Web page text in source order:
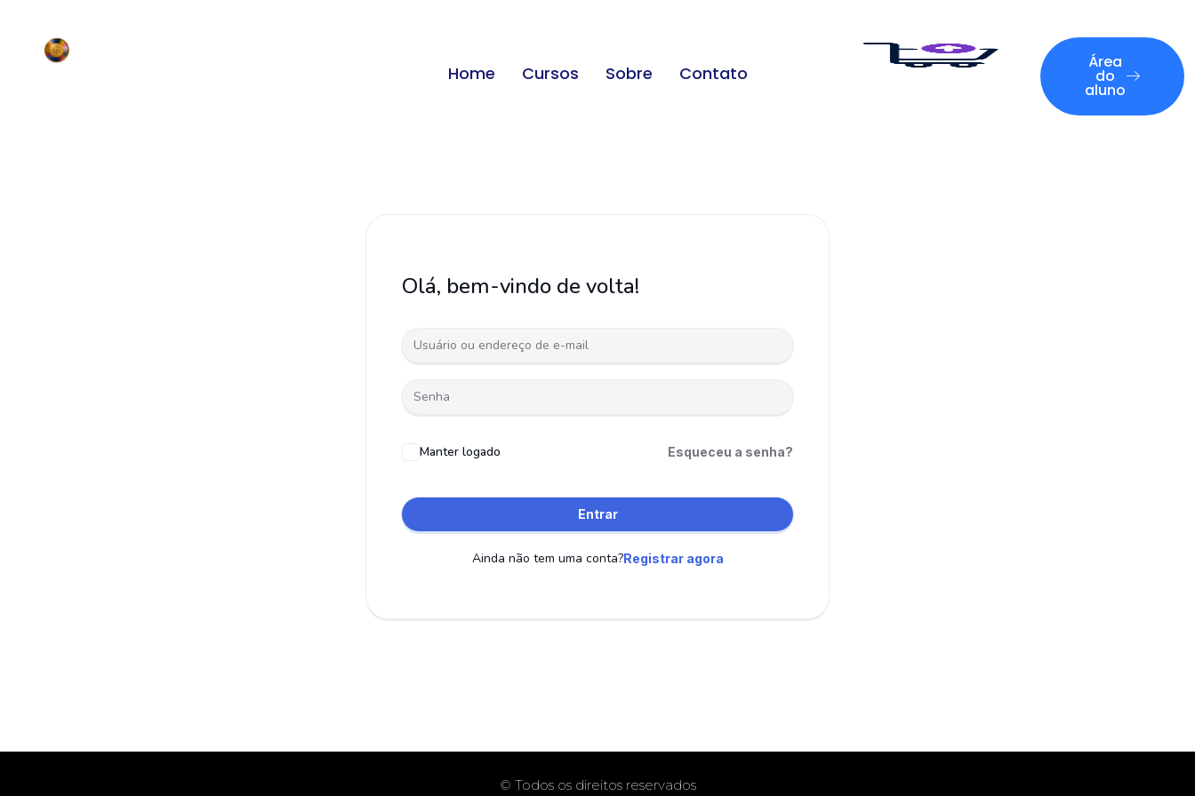
Home Cursos Sobre Contato Área
do
aluno
Olá, bem-vindo de volta!
Manter logado Esqueceu a senha?
Entrar
Ainda não tem uma conta?Registrar agora
© Todos os direitos reservados